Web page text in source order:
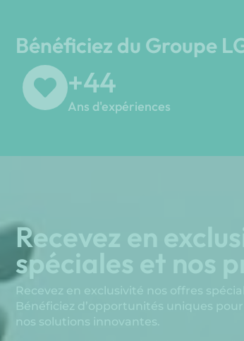
Bénéficiez du Groupe
+45
Ans d'expériences
Recevez en
spéciales et nos
Recevez en exclusivité nos offres
Bénéficiez d’opportunités uniques
nos solutions innovantes.